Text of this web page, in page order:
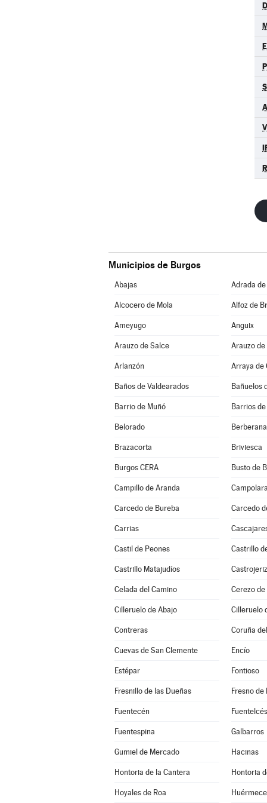
Municipios de Burgos
Abajas Adrada de
Alcocero de Mola Alfoz de
Ameyugo Anguix
Arauzo de Salce Arauzo
Arlanzón Arraya de
Baños de Valdearados Bañuelos
Barrio de Muñó Barrios
Belorado Berberana
Brazacorta Briviesca
Burgos CERA Busto de
Campillo de Aranda Campolara
Carcedo de Bureba Carcedo
Carrias
Castil de Peones Castrillo
Castrillo Matajudíos Castrojeriz
Celada del Camino Cerezo
Cilleruelo de Abajo Cilleruelo
Contreras Coruña
Cuevas de San Clemente Encío
Estépar Fontioso
Fresnillo de las Dueñas Fresno de
Fuentecén
Fuentespina Galbarros
Gumiel de Mercado Hacinas
Hontoria de la Cantera Hontoria
Hoyales de Roa